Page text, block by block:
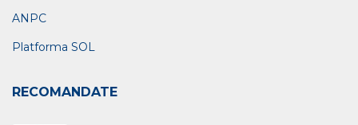
ANPC
Platforma SOL
RECOMANDATE